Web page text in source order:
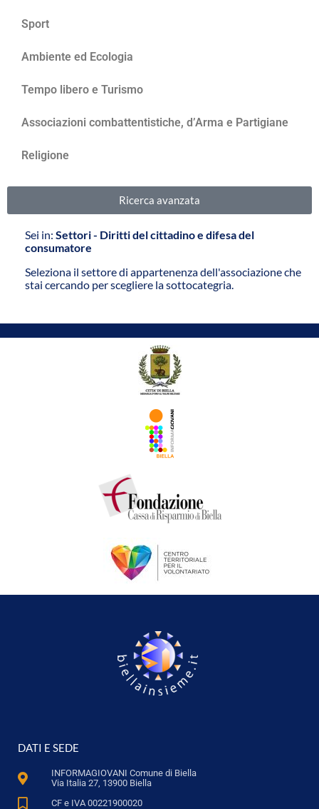
Sport
Ambiente ed Ecologia
Tempo libero e Turismo
Associazioni combattentistiche, d’Arma e Partigiane
Religione
Ricerca avanzata
Sei in: Settori - Diritti del cittadino e difesa del
consumatore
Seleziona il settore di appartenenza dell'associazione che
stai cercando per scegliere la sottocategria.
DATI E SEDE
INFORMAGIOVANI Comune di Biella
Via Italia 27, 13900 Biella
CF e IVA 00221900020